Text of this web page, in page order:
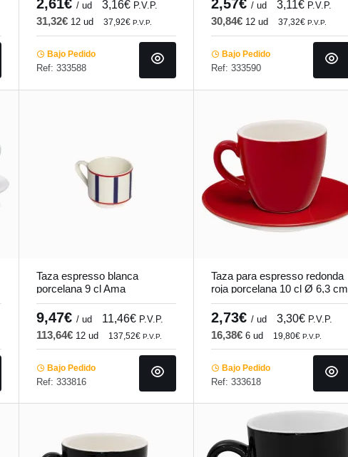
2,61€/ ud 3,16€ P.V.P.
31,32€ 12 ud 37,92€P.V.P.
Bajo Pedido
Ref: 333588
2,57€ / ud 3,11€ P.V.P.
30,84€ 12 ud 37,32€ P.V.P.
Bajo Pedido
Ref: 333590
Taza espresso blanca
porcelana 9 cl Ama
Pro.mundi
9,47€/ ud 11,46€ P.V.P.
113,64€ 12 ud 137,52€P.V.P.
Bajo Pedido
Ref: 333816
Taza para espresso redonda
roja porcelana 10 cl Ø 6,3 cm
Emotions Pro.mundi
2,73€ / ud 3,30€ P.V.P.
16,38€ 6 ud 19,80€ P.V.P.
Bajo Pedido
Ref: 333618